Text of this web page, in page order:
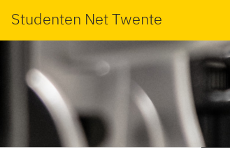
Studenten Net Twente